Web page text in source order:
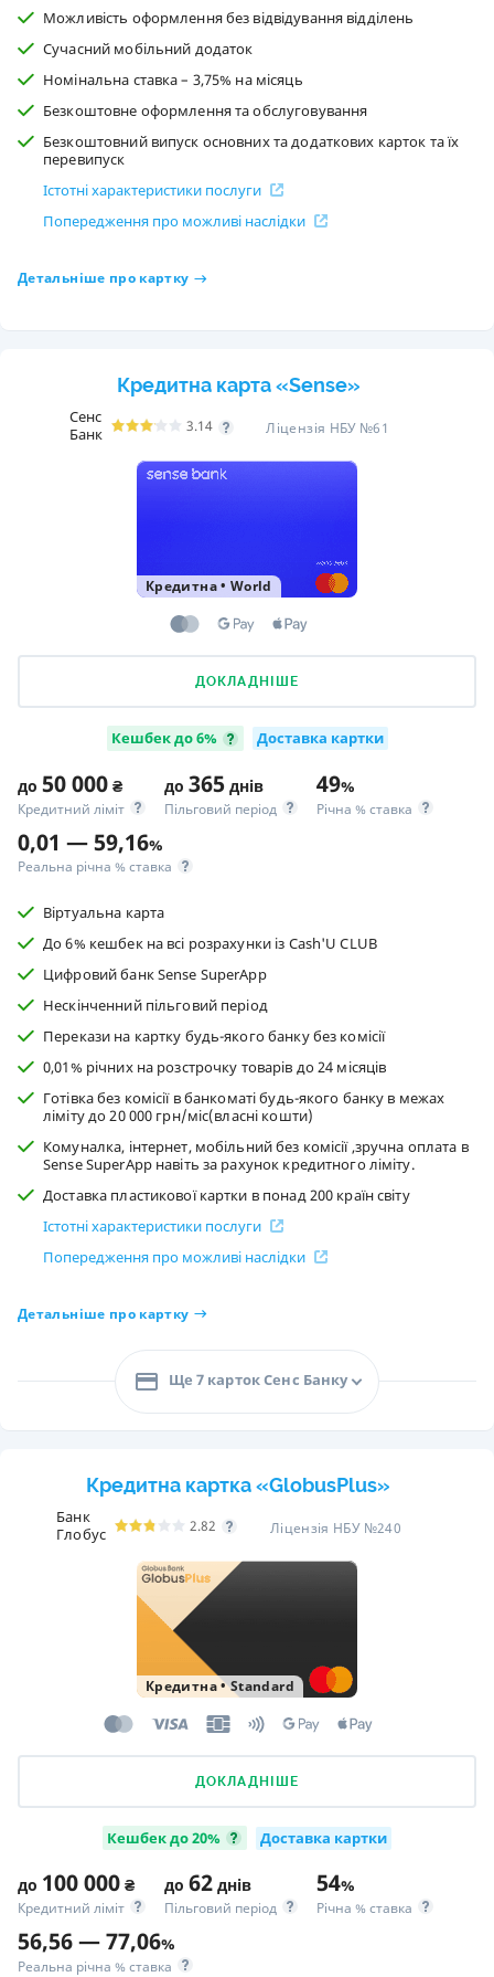
Можливість оформлення без відвідування відділень
Сучасний мобільний додаток
Номінальна ставка – 3,75% на місяць
Безкоштовне оформлення та обслуговування
Безкоштовний випуск основних та додаткових карток та їх
перевипуск
Істотні характеристики послуги
Попередження про можливі наслідки
Детальніше про картку
Кредитна карта «Sense»
Сенс
Банк
3.14 Ліцензія НБУ №61
Кредитна• World
ДОКЛАДНІШЕ
Кешбек до 6% Доставка картки
до 50 000 ₴
Кредитний ліміт
до 365 днів
Пільговий період
49%
Річна % ставка
0,01 — 59,16%
Реальна річна % ставка
Віртуальна карта
До 6% кешбек на всі розрахунки із Cash'U CLUB
Цифровий банк Sense SuperApp
Нескінченний пільговий період
Перекази на картку будь-якого банку без комісії
0,01% річних на розстрочку товарів до 24 місяців
Готівка без комісії в банкоматі будь-якого банку в межах
ліміту до 20 000 грн/міс(власні кошти)
Комуналка, інтернет, мобільний без комісії ,зручна оплата в
Sense SuperApp навіть за рахунок кредитного ліміту.
Доставка пластикової картки в понад 200 країн світу
Істотні характеристики послуги
Попередження про можливі наслідки
Детальніше про картку
Ще 7 карток Сенс Банку
Кредитна картка «GlobusPlus»
Банк
Глобус
2.82 Ліцензія НБУ №240
Кредитна•Standard
ДОКЛАДНІШЕ
Кешбек до 20% Доставка картки
до 100 000 ₴
Кредитний ліміт
до 62 днів
Пільговий період
54%
Річна % ставка
56,56 — 77,06%
Реальна річна % ставка